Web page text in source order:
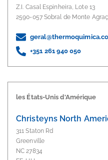
Z.I. Casal Espinheira, Lote 13
2590-057 Sobral de Monte
+351 261 940 050
les États-Unis d'Amérique
Christeyns North
311 Staton Rd
Greenville
NC 27834